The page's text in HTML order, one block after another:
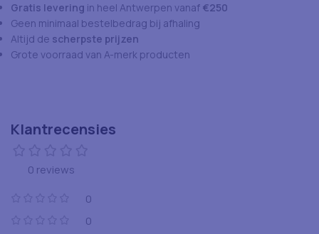
Gratis levering in heel Antwerpen vanaf €250
Geen minimaal bestelbedrag bij afhaling
Altijd de scherpste prijzen
Grote voorraad van A-merk producten
Klantrecensies
0 reviews
0
0